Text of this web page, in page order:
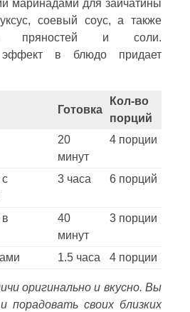
маринадами для зайчатины
соевый соус, а также
пряностей и соли.
эффект в блюдо придает
Готовка
Кол-во
порций
20
минут
4 порции
3 часа 6 порций
40
минут
3 порции
1.5 часа 4 порции
оригинально и вкусно. Вы
порадовать своих близких